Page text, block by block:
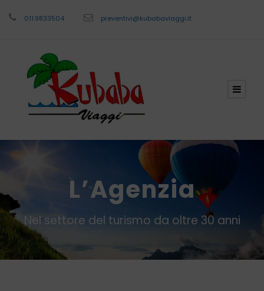
011.9833504 preventivi@kubabaviaggi.it
L’Agenzia
Nel settore del turismo da oltre 30 anni